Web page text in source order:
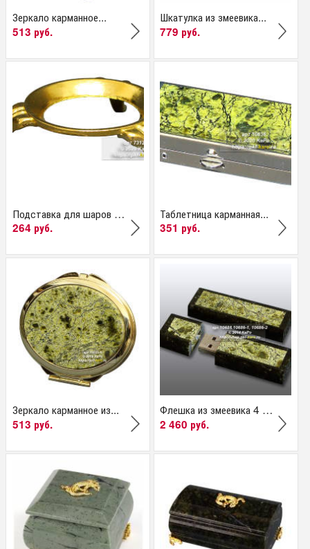
Зеркало карманное...
513 руб.
Шкатулка из змеевика...
779 руб.
Подставка для шаров и яиц
264 руб.
Таблетница карманная...
351 руб.
Зеркало карманное из...
513 руб.
Флешка из змеевика 4 GB
2 460 руб.